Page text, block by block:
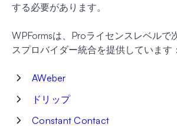
する必要があります。
WPFormsは、Proライセンスレベルで
スプロバイダー統合を提供しています：
AWeber
ドリップ
Constant Contact